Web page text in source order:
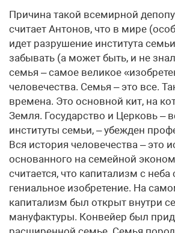
Причина такой всемирной
считает Антонов, что в мире
идет разрушение института
забывать (а может быть, и не
семья – самое великое
человечества. Семья – это все.
времена. Это основной кит, на
Земля. Государство и Церковь –
институты семьи, – убежден
Вся история человечества – это
основанного на семейной
считается, что капитализм с неба
гениальное изобретение. На
капитализм был открыт внутри
мануфактуры. Конвейер был